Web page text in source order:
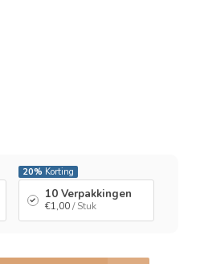
20% Korting
10 Verpakkingen
€1,00 / Stuk